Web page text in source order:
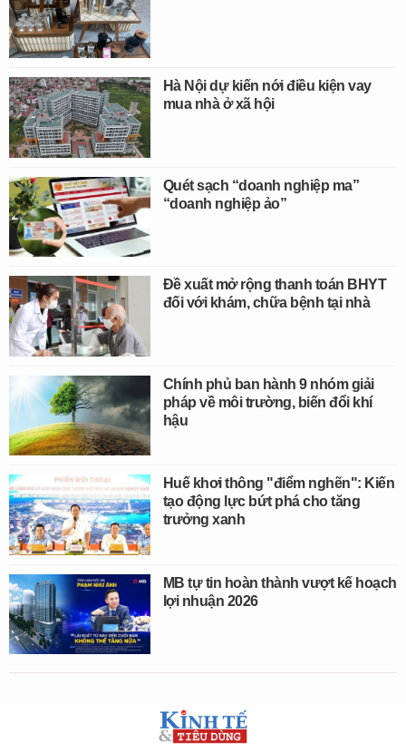
Hà Nội dự kiến nới điều kiện vay
mua nhà ở xã hội
Quét sạch “doanh nghiệp ma”
“doanh nghiệp ảo”
Đề xuất mở rộng thanh toán BHYT
đối với khám, chữa bệnh tại nhà
Chính phủ ban hành 9 nhóm giải
pháp về môi trường, biến đổi khí
hậu
Huế khơi thông "điểm nghẽn": Kiến
tạo động lực bứt phá cho tăng
trưởng xanh
MB tự tin hoàn thành vượt kế hoạch
lợi nhuận 2026